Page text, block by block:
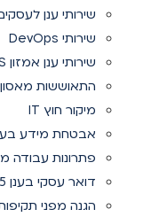
שירותי ענן
שירותי DevOps
שירותי ענן אמזון AWS
התאוששות מאסון
מיקור חוץ IT
אבטחת מידע
פתרונות עבודה
דואר עסקי בענן Office 365
הגנה מפני